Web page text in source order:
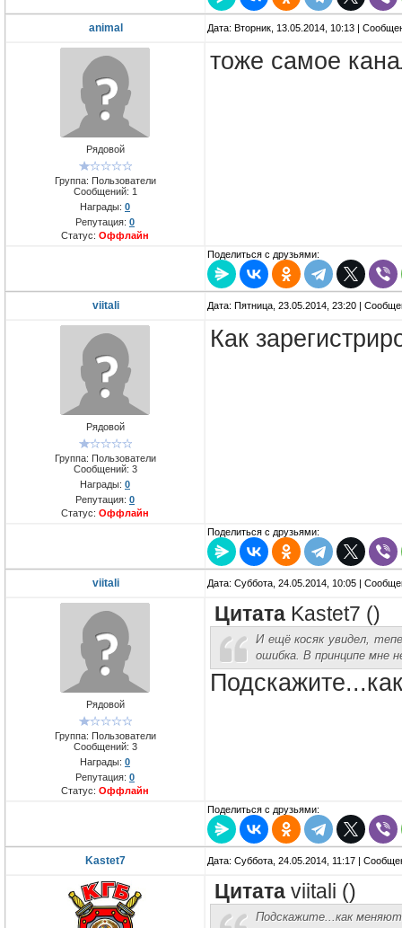
animal Дата: Вторник, 13.05.2014, 10:13 |
Рядовой
Группа: Пользователи
Сообщений: 1
Награды: 0
Репутация: 0
Статус: Оффлайн
тоже самое
Поделиться с друзьями:
viitali Дата: Пятница, 23.05.2014, 23:20 |
Рядовой
Группа: Пользователи
Сообщений: 3
Награды: 0
Репутация: 0
Статус: Оффлайн
Как
Поделиться с друзьями:
viitali Дата: Суббота, 24.05.2014, 10:05 |
Рядовой
Группа: Пользователи
Сообщений: 3
Награды: 0
Репутация: 0
Статус: Оффлайн
Цитата Kastet7 ()
И ещё косяк увидел,
ошибка. В принципе мне
Поделиться с друзьями:
Kastet7 Дата: Суббота, 24.05.2014, 11:17 |
Цитата viitali ()
Подскажите...как меняют